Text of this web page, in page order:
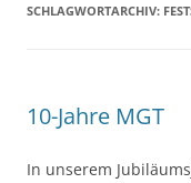
SCHLAGWORTARCHIV:
10-Jahre MGT
In unserem